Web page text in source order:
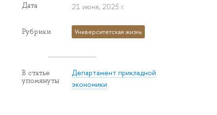
Дата 21 июня, 2025 г.
Рубрики Университетская жизнь
В статье
упомянуты
Департамент прикладной
экономики